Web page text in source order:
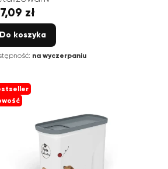
zł
Do koszyka
na wyczerpaniu